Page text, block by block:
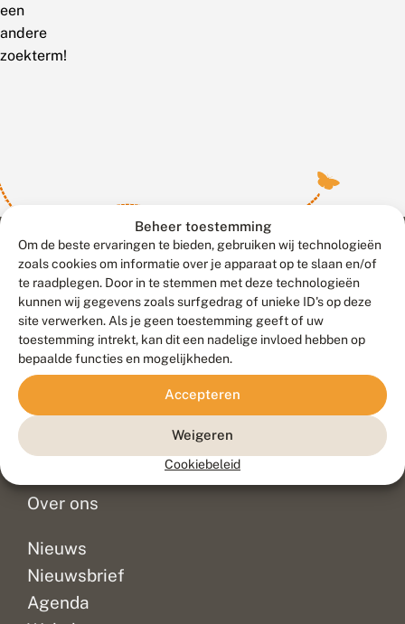
Beheer toestemming
Om de beste ervaringen te bieden, gebruiken wij technologieën
zoals cookies om informatie over je apparaat op te slaan en/of
te raadplegen. Door in te stemmen met deze technologieën
kunnen wij gegevens zoals surfgedrag of unieke ID's op deze
site verwerken. Als je geen toestemming geeft of uw
toestemming intrekt, kan dit een nadelige invloed hebben op
bepaalde functies en mogelijkheden.
Accepteren
Weigeren
Cookiebeleid
een
andere
zoekterm!
Contact
Veelgestelde vragen
Doneer
Over ons
Nieuws
Nieuwsbrief
Agenda
Meld waarnemingen© 2026 Vlinderstichting
Duurzaam ontwikkeld door
Go2People
, ontworpen door
Blue Field Agency
Privacy
Disclaimer
Sitemap